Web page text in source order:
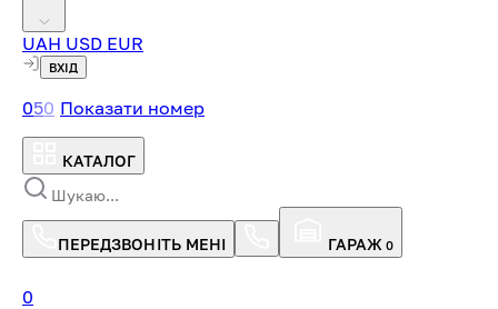
UAH USD EUR
ВХІД
050 Показати номер
КАТАЛОГ
ПЕРЕДЗВОНІТЬ МЕНІ ГАРАЖ 0
0